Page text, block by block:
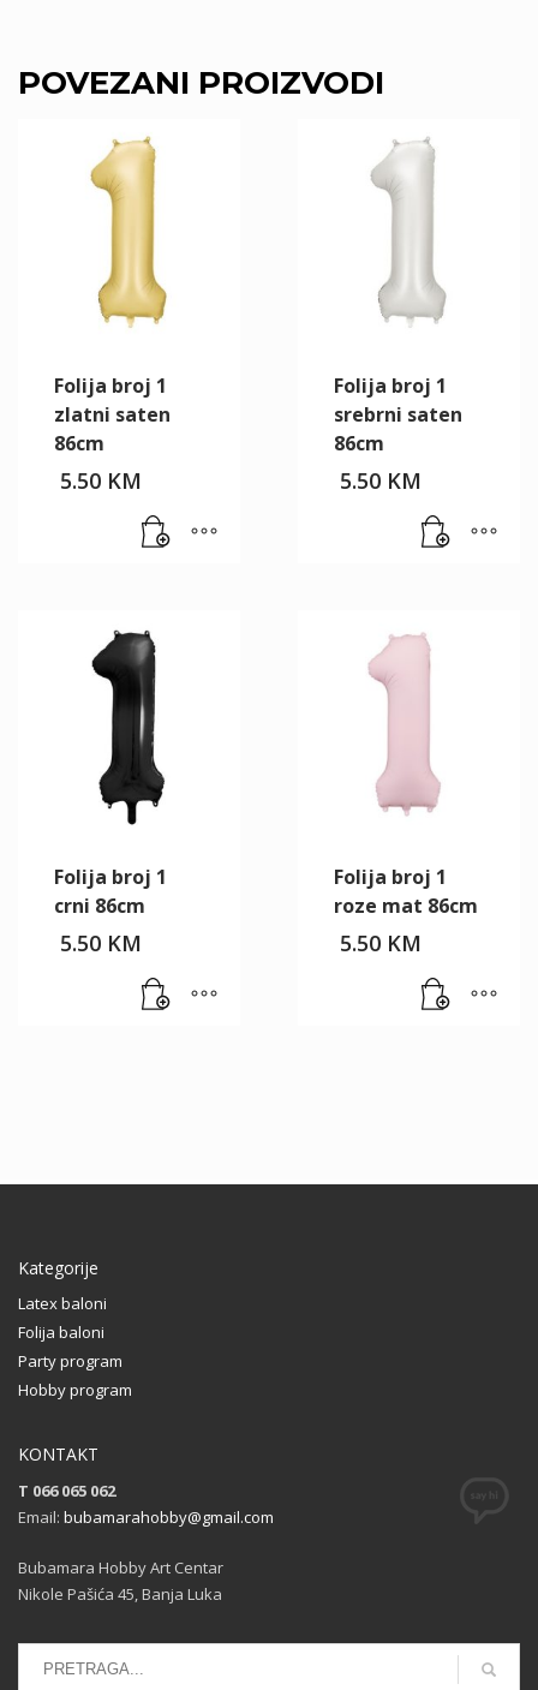
POVEZANI PROIZVODI
Folija broj 1
zlatni saten
86cm
5.50 KM
Folija broj 1
srebrni saten
86cm
5.50 KM
Folija broj 1
crni 86cm
5.50 KM
Folija broj 1
roze mat 86cm
5.50 KM
Kategorije
Latex baloni
Folija baloni
Party program
Hobby program
KONTAKT
T 066 065 062
Email: bubamarahobby@gmail.com
Bubamara Hobby Art Centar
Nikole Pašića 45, Banja Luka